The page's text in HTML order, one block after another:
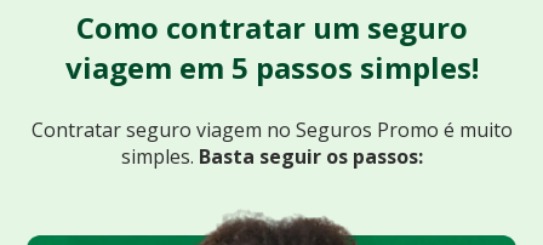
Como contratar um seguro
viagem em 5 passos simples!
Contratar seguro viagem no Seguros Promo é muito
simples. Basta seguir os passos: